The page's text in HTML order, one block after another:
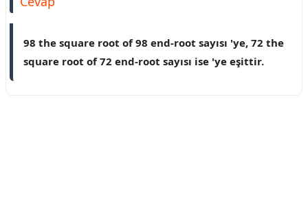
98 the square root of 98 end-root sayısı 'ye, 72 the
square root of 72 end-root sayısı ise 'ye eşittir.